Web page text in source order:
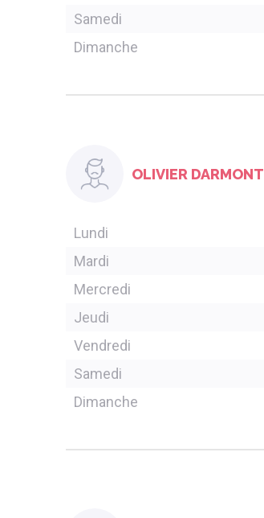
Samedi
Dimanche
OLIVIER DARMONT
Lundi
Mardi
Mercredi
Jeudi
Vendredi
Samedi
Dimanche